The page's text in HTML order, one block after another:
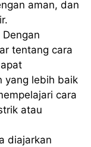
aman, dan
Dengan
tentang cara
yang lebih baik
cara
atau
diajarkan